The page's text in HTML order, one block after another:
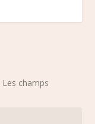
Les champs